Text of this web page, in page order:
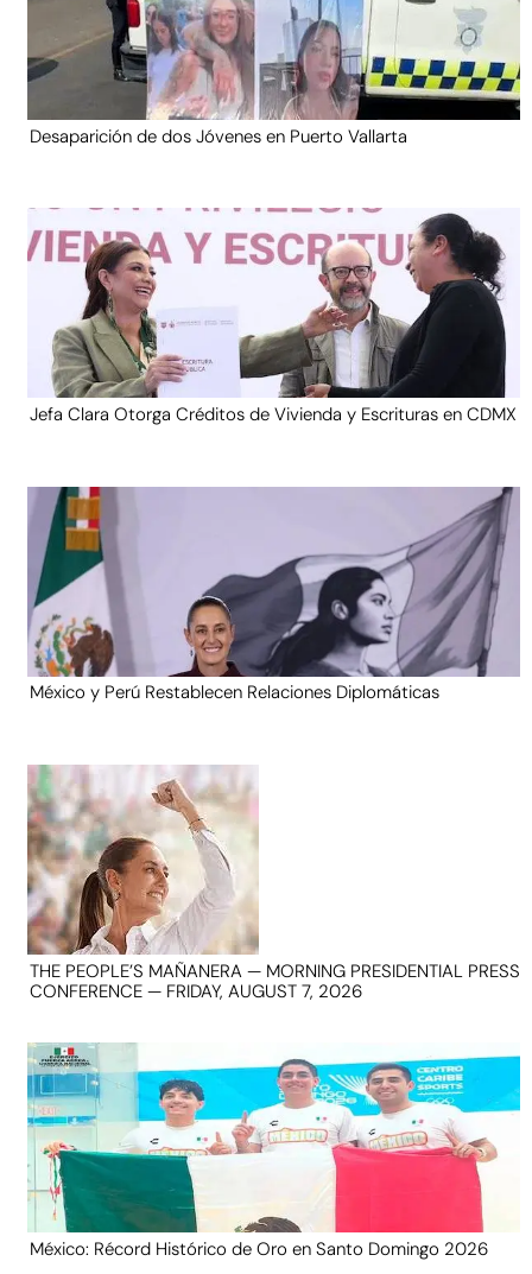
Desaparición de dos Jóvenes en Puerto Vallarta
Jefa Clara Otorga Créditos de Vivienda y Escrituras en CDMX
México y Perú Restablecen Relaciones Diplomáticas
THE PEOPLE’S MAÑANERA — MORNING PRESIDENTIAL PRESS
CONFERENCE — FRIDAY, AUGUST 7, 2026
México: Récord Histórico de Oro en Santo Domingo 2026